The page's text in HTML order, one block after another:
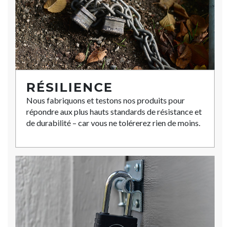
RÉSILIENCE
Nous fabriquons et testons nos produits pour
répondre aux plus hauts standards de résistance et
de durabilité – car vous ne tolérerez rien de moins.